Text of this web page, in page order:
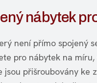
nábytek
není přímo spojený
pro nábytek na
jsou přišroubovány ke